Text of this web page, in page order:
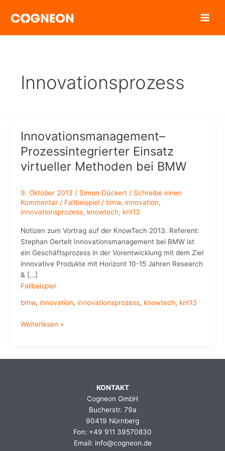
Inhalt
Innovationsprozess
Innovationsmanagement–
Prozessintegrierter Einsatz
virtueller Methoden bei BMW
9. Oktober 2013 / Simon Dückert / Schreibe einen
Kommentar / Fallbeispiel/ bmw, innovation,
innovationsprozess, knowtech, knt13
Notizen zum Vortrag auf der KnowTech 2013. Referent:
Stephan Oertelt Innovationsmanagement bei BMW ist
ein Geschäftsprozess in der Vorentwicklung mit dem Ziel
innovative Produkte mit Horizont 10-15 Jahren Research
& […]
Fallbeispiel
bmw, innovation, innovationsprozess, knowtech, knt13
Innovationsmanagement–
Weiterlesen »
KONTAKT
Cogneon GmbH
Bucherstr. 79a
90419 Nürnberg
Fon: +49 911 39570830
Email: info@cogneon.de